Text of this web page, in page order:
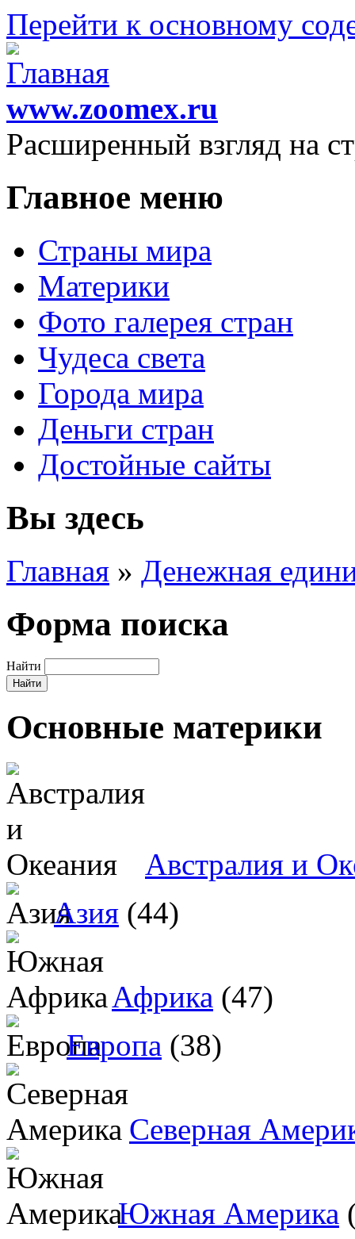
Перейти к основному
www.zoomex.ru
Расширенный взгляд на
Главное меню
Страны мира
Материки
Фото галерея стран
Чудеса света
Города мира
Деньги стран
Достойные сайты
Вы здесь
Главная » Денежная
Форма поиска
Найти
Основные материки
Австралия и
Азия (44)
Африка (47)
Европа (38)
Северная
Южная Америка